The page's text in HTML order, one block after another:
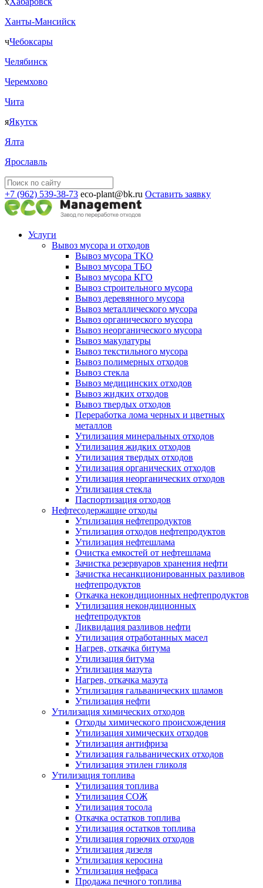
Ханты-Мансийск
чЧебоксары
Челябинск
Черемхово
Чита
яЯкутск
Ялта
Ярославль
+7 (962) 539-38-73 eco-plant@bk.ru Оставить заявку
Услуги
Вывоз мусора и отходов
Вывоз мусора ТКО
Вывоз мусора ТБО
Вывоз мусора КГО
Вывоз строительного мусора
Вывоз деревянного мусора
Вывоз металлического мусора
Вывоз органического мусора
Вывоз неорганического мусора
Вывоз макулатуры
Вывоз текстильного мусора
Вывоз полимерных отходов
Вывоз стекла
Вывоз медицинских отходов
Вывоз жидких отходов
Вывоз твердых отходов
Переработка лома черных и цветных
металлов
Утилизация минеральных отходов
Утилизация жидких отходов
Утилизация твердых отходов
Утилизация органических отходов
Утилизация неорганических отходов
Утилизация стекла
Паспортизация отходов
Нефтесодержащие отходы
Утилизация нефтепродуктов
Утилизация отходов нефтепродуктов
Утилизация нефтешлама
Очистка емкостей от нефтешлама
Зачистка резервуаров хранения нефти
Зачистка несанкционированных разливов
нефтепродуктов
Откачка некондиционных нефтепродуктов
Утилизация некондиционных
нефтепродуктов
Ликвидация разливов нефти
Утилизация отработанных масел
Нагрев, откачка битума
Утилизация битума
Утилизация мазута
Нагрев, откачка мазута
Утилизация гальванических шламов
Утилизация нефти
Утилизация химических отходов
Отходы химического происхождения
Утилизация химических отходов
Утилизация антифриза
Утилизация гальванических отходов
Утилизация этилен гликоля
Утилизация топлива
Утилизация топлива
Утилизация СОЖ
Утилизация тосола
Откачка остатков топлива
Утилизация остатков топлива
Утилизация горючих отходов
Утилизация дизеля
Утилизация керосина
Утилизация нефраса
Продажа печного топлива